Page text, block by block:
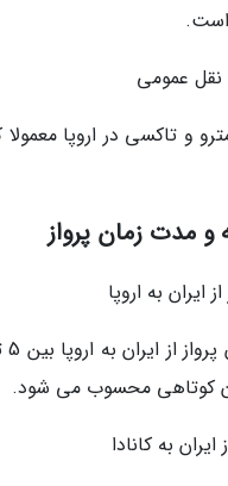
عمومی
و تاکسی در اروپا معمولا
ایران به اروپا
کوتاهی محسوب می شود.
به کانادا